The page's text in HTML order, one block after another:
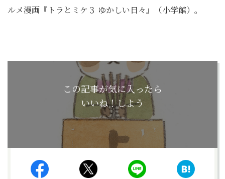
ルメ漫画『トラとミケ３ ゆかしい日々』（小学館）。
この記事が気に入ったら
いいね！しよう